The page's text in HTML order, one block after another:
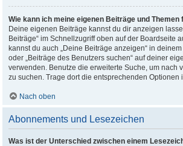
Wie kann ich meine eigenen Beiträge und Themen
Deine eigenen Beiträge kannst du dir anzeigen
Beiträge“ im Schnellzugriff oben auf der Boardseite
kannst du auch „Deine Beiträge anzeigen“ in
oder „Beiträge des Benutzers suchen“ auf deiner
verwenden. Benutze die erweiterte Suche, um nach
zu suchen. Trage dort die entsprechenden Optionen
Nach oben
Abonnements und Lesezeichen
Was ist der Unterschied zwischen einem